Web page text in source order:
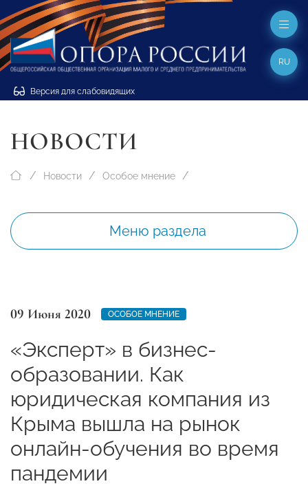
Версия для слабовидящих
RU
НОВОСТИ
Новости Особое мнение
Меню раздела
09 Июня 2020 ОСОБОЕ МНЕНИЕ
«Эксперт» в бизнес-
образовании. Как
юридическая компания из
Крыма вышла на рынок
онлайн-обучения во время
пандемии